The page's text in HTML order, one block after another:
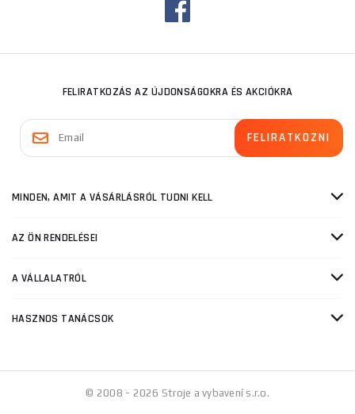
FELIRATKOZÁS AZ ÚJDONSÁGOKRA ÉS AKCIÓKRA
MINDEN, AMIT A VÁSÁRLÁSRÓL TUDNI KELL
AZ ÖN RENDELÉSEI
A VÁLLALATRÓL
HASZNOS TANÁCSOK
© 2008 - 2026 Stroje a vybavení s.r.o.